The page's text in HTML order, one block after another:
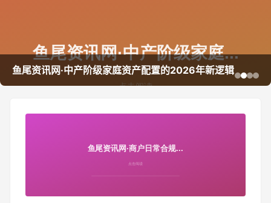
鱼尾资讯网·中产阶级家庭资产配置的2026年新逻辑